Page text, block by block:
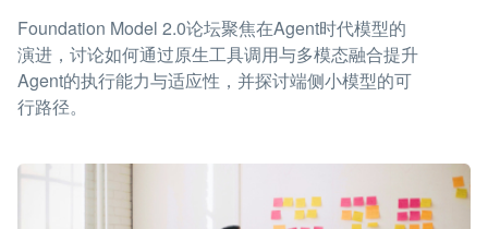
Foundation Model 2.0论坛聚焦在Agent时代模型的
演进，讨论如何通过原生工具调用与多模态融合提升
Agent的执行能力与适应性，并探讨端侧小模型的可
行路径。